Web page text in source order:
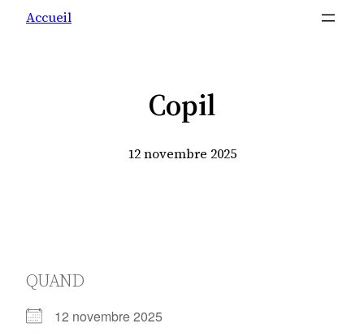
Accueil
Copil
12 novembre 2025
QUAND
12 novembre 2025